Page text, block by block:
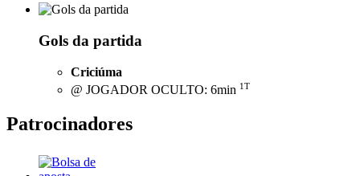
Gols da partida
Criciúma
@ JOGADOR OCULTO: 6min 1T
Patrocinadores